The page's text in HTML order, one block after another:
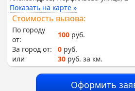
Показать на карте »
Стоимость вызова:
По городу
от:
100 руб.
За город от:
0 руб.
или
30 руб. за км.
Оформить